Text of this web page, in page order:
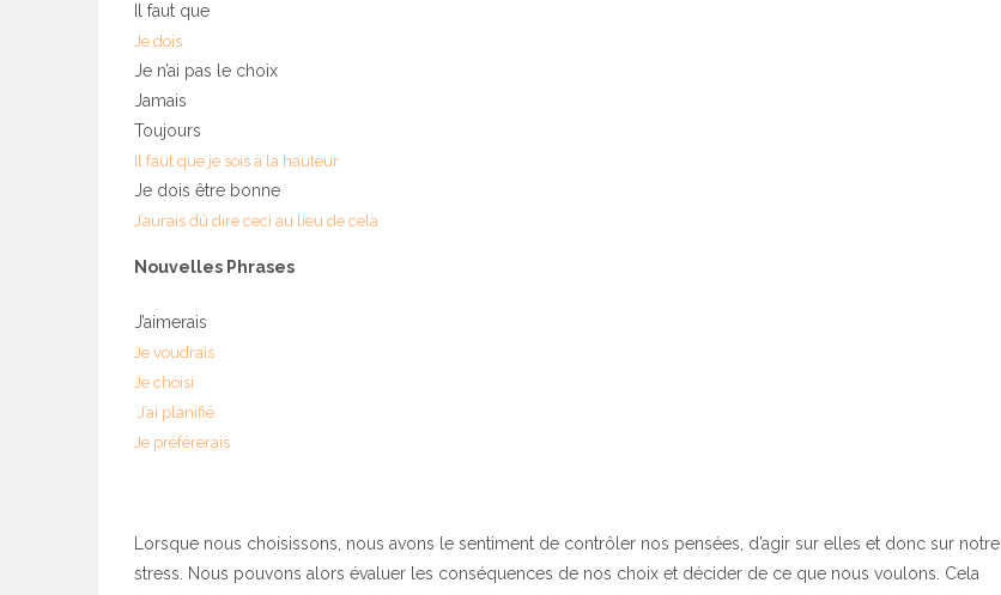
Il faut que
Je dois
Je n’ai pas le choix
Jamais
Toujours
Il faut que je sois à la hauteur
Je dois être bonne
J’aurais dû dire ceci au lieu de cela
Nouvelles Phrases
J’aimerais
Je voudrais
Je choisi
J’ai planifié
Je préférerais
Lorsque nous choisissons, nous avons le sentiment de contrôler nos pensées, d’agir sur elles et donc sur notre
stress. Nous pouvons alors évaluer les conséquences de nos choix et décider de ce que nous voulons. Cela